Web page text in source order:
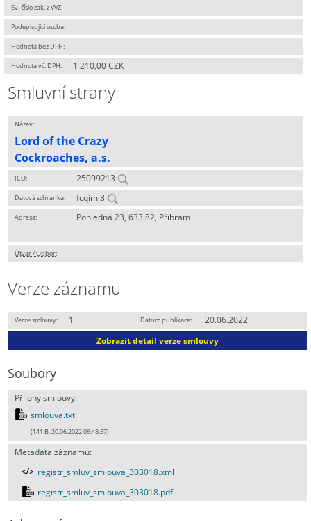
Ev. číslo zak. z VVZ:
Podepisující osoba:
Hodnota bez DPH:
Hodnota vč. DPH: 1 210,00 CZK
Smluvní strany
Název:
Lord of the Crazy
Cockroaches, a.s.
IČO: 25099213
Datová schránka: fcqimi8
Adresa: Pohledná 23, 633 82, Příbram
Útvar / Odbor:
Verze záznamu
Verze smlouvy: 1 Datum publikace:
20.06.2022
Zobrazit detail verze smlouvy
Soubory
Přílohy smlouvy:
smlouva.txt
(141 B, 20.06.2022 09:48:57)
Metadata záznamu:
registr_smluv_smlouva_303018.xml
registr_smluv_smlouva_303018.pdf